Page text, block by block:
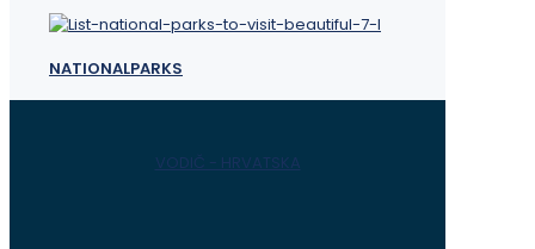
NATIONALPARKS
VODIČ - HRVATSKA